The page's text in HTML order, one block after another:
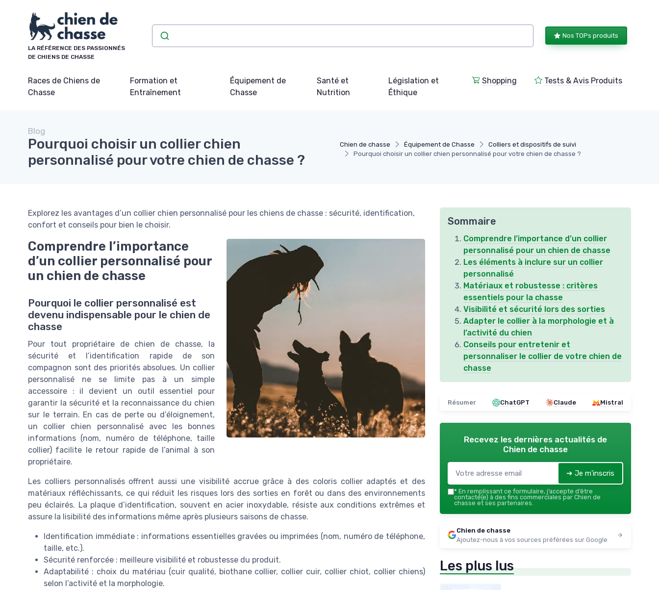
LA RÉFÉRENCE DES PASSIONNÉS
DE CHIENS DE CHASSE
Nos TOPs produits
Races de Chiens de
Chasse
Formation et
Entraînement
Équipement de
Chasse
Santé et
Nutrition
Législation et
Éthique
Shopping Tests & Avis Produits
Chien de chasse Équipement de Chasse
Colliers et dispositifs de suivi
Pourquoi choisir un collier chien personnalisé pour votre chien de chasse ?
Blog
Pourquoi choisir un collier chien
personnalisé pour votre chien de chasse ?
Explorez les avantages d’un collier chien personnalisé pour les chiens de chasse : sécurité, identification,
confort et conseils pour bien le choisir.
Comprendre l’importance
d’un collier personnalisé pour
un chien de chasse
Pourquoi le collier personnalisé est
devenu indispensable pour le chien de
chasse
Pour tout propriétaire de chien de chasse, la
sécurité et l’identification rapide de son
compagnon sont des priorités absolues. Un collier
personnalisé ne se limite pas à un simple
accessoire : il devient un outil essentiel pour
garantir la sécurité et la reconnaissance du chien
sur le terrain. En cas de perte ou d’éloignement,
un collier chien personnalisé avec les bonnes
informations (nom, numéro de téléphone, taille
collier) facilite le retour rapide de l’animal à son
propriétaire.
Les colliers personnalisés offrent aussi une visibilité accrue grâce à des coloris collier adaptés et des
matériaux réfléchissants, ce qui réduit les risques lors des sorties en forêt ou dans des environnements
peu éclairés. La plaque d’identification, souvent en acier inoxydable, résiste aux conditions extrêmes et
assure la lisibilité des informations même après plusieurs saisons de chasse.
Identification immédiate : informations essentielles gravées ou imprimées (nom, numéro de téléphone,
taille, etc.).
Sécurité renforcée : meilleure visibilité et robustesse du produit.
Adaptabilité : choix du matériau (cuir qualité, biothane collier, collier cuir, collier chiot, collier chiens)
selon l’activité et la morphologie.
Sommaire
Comprendre l’importance d’un collier
personnalisé pour un chien de chasse
Les éléments à inclure sur un collier
personnalisé
Matériaux et robustesse : critères
essentiels pour la chasse
Visibilité et sécurité lors des sorties
Adapter le collier à la morphologie et à
l’activité du chien
Conseils pour entretenir et
personnaliser le collier de votre chien de
chasse
Résumer ChatGPT Claude Mistral
Recevez les dernières actualités de
Chien de chasse
➔ Je m'inscris
* En remplissant ce formulaire, j’accepte d’être
contacté(e) à des fins commerciales par Chien de
chasse et ses partenaires.
Chien de chasse
Ajoutez-nous à vos sources préférées sur Google
Les plus lus